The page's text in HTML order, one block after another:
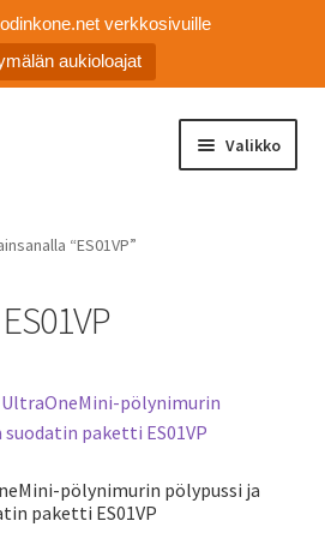
verkkosivuille
aukioloajat
Valikko
“ES01VP”
ES01VP
pölynimurin pölypussi ja
paketti ES01VP